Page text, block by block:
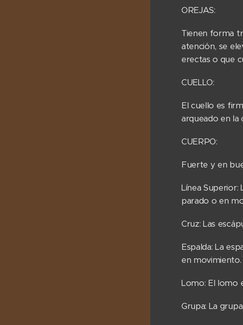
OREJAS:
Tienen forma
atención, se
erectas o que
CUELLO:
El cuello es
arqueado en la
CUERPO:
Fuerte y en
Línea Superior:
parado o en
Cruz: Las
Espalda: La
en movimiento.
Lomo: El lomo
Grupa: La